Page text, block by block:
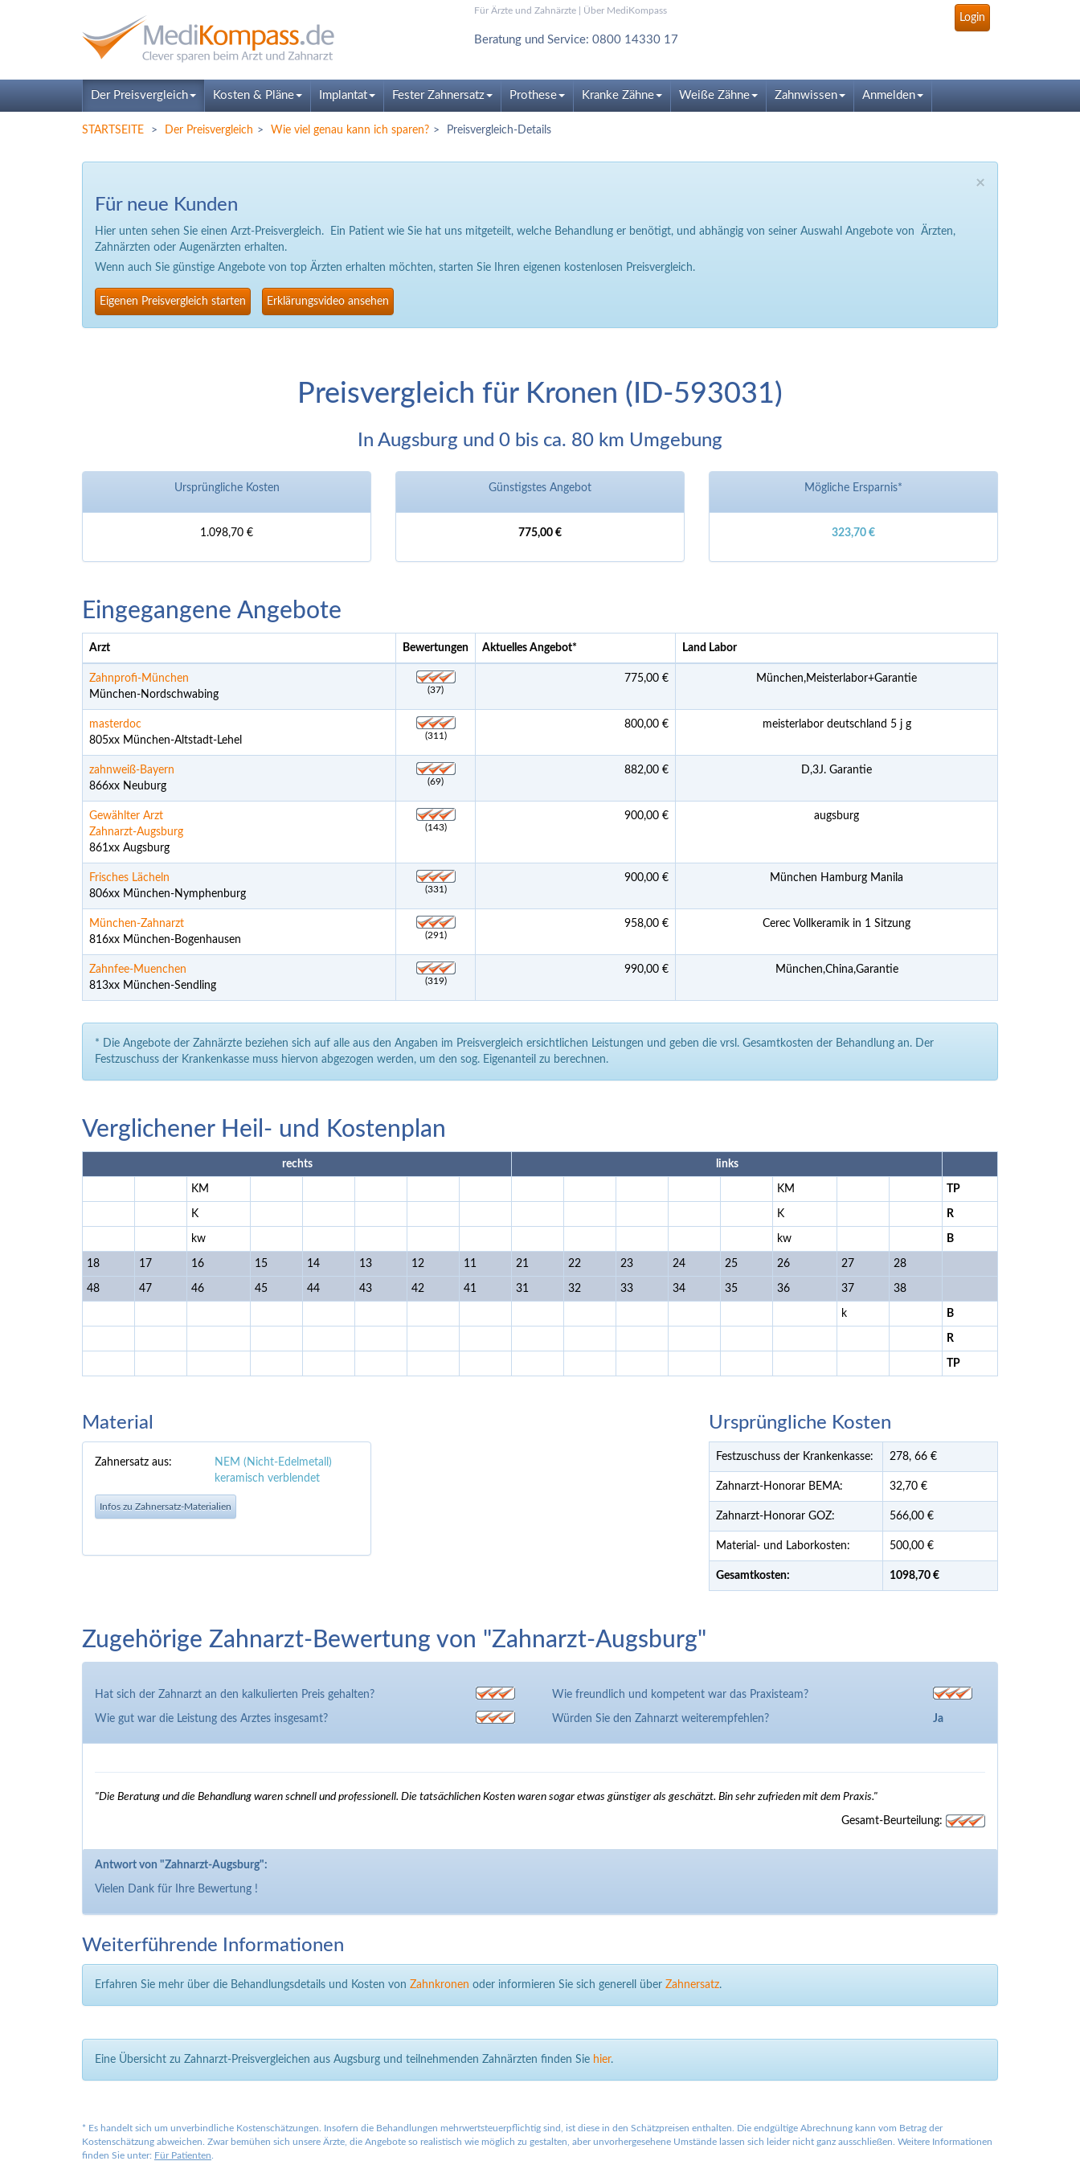
Für Ärzte und Zahnärzte| Über MediKompass
Login
Beratung und Service: 0800 14330 17
Der Preisvergleich Kosten & Pläne Implantat Fester Zahnersatz Prothese Kranke Zähne Weiße Zähne Zahnwissen Anmelden
STARTSEITE Der Preisvergleich Wie viel genau kann ich sparen? Preisvergleich-Details
×
Für neue Kunden
Hier unten sehen Sie einen Arzt-Preisvergleich. Ein Patient wie Sie hat uns mitgeteilt, welche Behandlung er benötigt, und abhängig von seiner Auswahl Angebote von Ärzten,
Zahnärzten oder Augenärzten erhalten.
Wenn auch Sie günstige Angebote von top Ärzten erhalten möchten, starten Sie Ihren eigenen kostenlosen Preisvergleich.
Eigenen Preisvergleich starten Erklärungsvideo ansehen
Preisvergleich für Kronen (ID-593031)
In Augsburg und 0 bis ca. 80 km Umgebung
Ursprüngliche Kosten
1.098,70 €
Günstigstes Angebot
775,00 €
Mögliche Ersparnis*
323,70 €
Eingegangene Angebote
Arzt Bewertungen Aktuelles Angebot* Land Labor
Zahnprofi-München
München-Nordschwabing
(37)
775,00 € München,Meisterlabor+Garantie
masterdoc
805xx München-Altstadt-Lehel
(311)
800,00 € meisterlabor deutschland 5 j g
zahnweiß-Bayern
866xx Neuburg
(69)
882,00 € D,3J. Garantie
Gewählter Arzt
Zahnarzt-Augsburg
861xx Augsburg
(143)
900,00 € augsburg
Frisches Lächeln
806xx München-Nymphenburg
(331)
900,00 € München Hamburg Manila
München-Zahnarzt
816xx München-Bogenhausen
(291)
958,00 € Cerec Vollkeramik in 1 Sitzung
Zahnfee-Muenchen
813xx München-Sendling
(319)
990,00 € München,China,Garantie
* Die Angebote der Zahnärzte beziehen sich auf alle aus den Angaben im Preisvergleich ersichtlichen Leistungen und geben die vrsl. Gesamtkosten der Behandlung an. Der
Festzuschuss der Krankenkasse muss hiervon abgezogen werden, um den sog. Eigenanteil zu berechnen.
Verglichener Heil- und Kostenplan
rechts links
KM KM TP
K K R
kw kw B
18 17 16 15 14 13 12 11 21 22 23 24 25 26 27 28
48 47 46 45 44 43 42 41 31 32 33 34 35 36 37 38
k B
R
TP
Material
Zahnersatz aus:
NEM (Nicht-Edelmetall)
keramisch verblendet
Infos zu Zahnersatz-Materialien
Ursprüngliche Kosten
Festzuschuss der Krankenkasse: 278, 66 €
Zahnarzt-Honorar BEMA: 32,70 €
Zahnarzt-Honorar GOZ: 566,00 €
Material- und Laborkosten: 500,00 €
Gesamtkosten: 1098,70 €
Zugehörige Zahnarzt-Bewertung von "Zahnarzt-Augsburg"
Hat sich der Zahnarzt an den kalkulierten Preis gehalten?
Wie gut war die Leistung des Arztes insgesamt?
Wie freundlich und kompetent war das Praxisteam?
Würden Sie den Zahnarzt weiterempfehlen? Ja
"Die Beratung und die Behandlung waren schnell und professionell. Die tatsächlichen Kosten waren sogar etwas günstiger als geschätzt. Bin sehr zufrieden mit dem Praxis."
Gesamt-Beurteilung:
Antwort von "Zahnarzt-Augsburg":
Vielen Dank für Ihre Bewertung !
Weiterführende Informationen
Erfahren Sie mehr über die Behandlungsdetails und Kosten von Zahnkronen oder informieren Sie sich generell über Zahnersatz.
Eine Übersicht zu Zahnarzt-Preisvergleichen aus Augsburg und teilnehmenden Zahnärzten finden Sie hier.
* Es handelt sich um unverbindliche Kostenschätzungen. Insofern die Behandlungen mehrwertsteuerpflichtig sind, ist diese in den Schätzpreisen enthalten. Die endgültige Abrechnung kann vom Betrag der
Kostenschätzung abweichen. Zwar bemühen sich unsere Ärzte, die Angebote so realistisch wie möglich zu gestalten, aber unvorhergesehene Umstände lassen sich leider nicht ganz ausschließen. Weitere Informationen
finden Sie unter: Für Patienten